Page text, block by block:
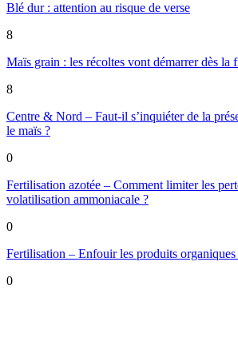
Blé dur : attention au risque de verse
8
Maïs grain : les récoltes vont démarrer dès la
8
Centre & Nord – Faut-il s’inquiéter de la
le maïs ?
0
Fertilisation azotée – Comment limiter les
volatilisation ammoniacale ?
0
Fertilisation – Enfouir les produits
0